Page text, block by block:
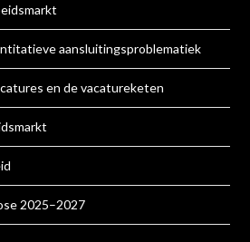
aansluitingsproblematiek
en de vacatureketen
2025–2027